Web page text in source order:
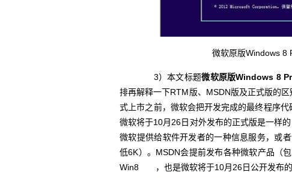
微软原版Windows 8
3）本文标题微软原版Windows 8
排再解释一下RTM版、MSDN版及正式版的
式上市之前，微软会把开发完成的最终程序
微软将于10月26日对外发布的正式版是一样
微软提供给软件开发者的一种信息服务，或
低6K）。MSDN会提前发布各种微软产品（
Win8
，也是微软将于10月26日公开发布